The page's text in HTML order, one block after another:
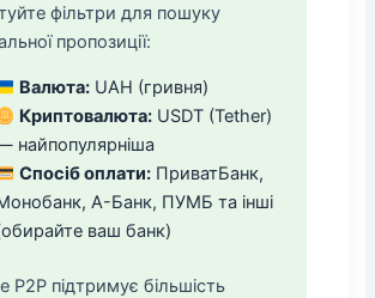
фільтри для пошуку
пропозиції:
Валюта: UAH (гривня)
Криптовалюта: USDT (Tether)
найпопулярніша
Спосіб оплати: ПриватБанк,
А-Банк, ПУМБ та інші
ваш банк)
P2P підтримує більшість